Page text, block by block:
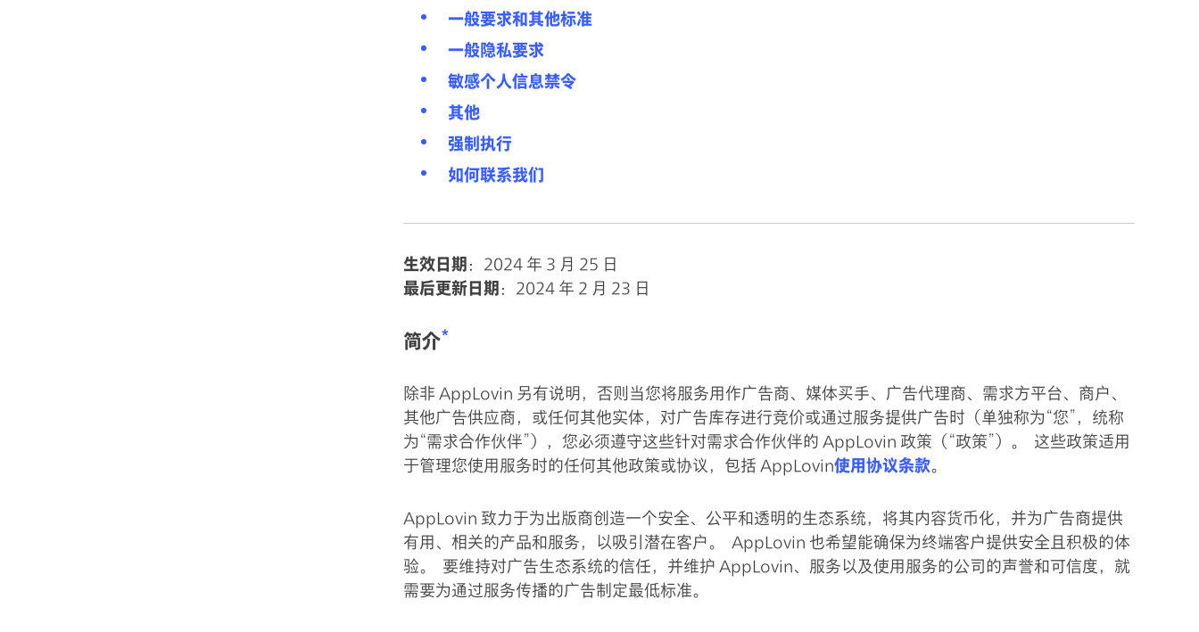
一般要求和其他标准
一般隐私要求
敏感个人信息禁令
其他
强制执行
如何联系我们
生效日期 ：2024 年 3 月 25 日
最后更新日期 ：2024 年 2 月 23 日
简介*
除非 AppLovin 另有说明，否则当您将服务用作广告商、媒体买手、广告代理商、需求方平台、商户、
其他广告供应商，或任何其他实体，对广告库存进行竞价或通过服务提供广告时（单独称为“您”，统称
为“需求合作伙伴”），您必须遵守这些针对需求合作伙伴的 AppLovin 政策（“政策”）。 这些政策适用
于管理您使用服务时的任何其他政策或协议，包括 AppLovin使用协议条款。
AppLovin 致力于为出版商创造一个安全、公平和透明的生态系统，将其内容货币化，并为广告商提供
有用、相关的产品和服务，以吸引潜在客户。 AppLovin 也希望能确保为终端客户提供安全且积极的体
验。 要维持对广告生态系统的信任，并维护 AppLovin、服务以及使用服务的公司的声誉和可信度，就
需要为通过服务传播的广告制定最低标准。